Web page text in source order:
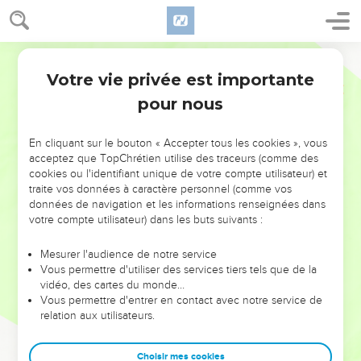
NE MANQUEZ PAS L’ÉVÉNEMENT
DE L’ANNÉE !
ET SI LEURS ERREURS POUVAIENT VOUS ÉVITER LES
VOTRES ?
leur foi ou leur vision. Mais on voit moins les doutes, les erreurs
et les saisons difficiles qu'ils ont traversés, alors même que ce
sont elles qui les ont façonnés.
Dans cette conférence, leaders, entrepreneurs, et responsables
clés pour avancer avec plus de sagesse afin que leurs erreurs
Votre vie privée est importante
pour nous
En cliquant sur le bouton « Accepter tous les cookies », vous
acceptez que TopChrétien utilise des traceurs (comme des
cookies ou l'identifiant unique de votre compte utilisateur) et
traite vos données à caractère personnel (comme vos
données de navigation et les informations renseignées dans
votre compte utilisateur) dans les buts suivants :
Mesurer l'audience de notre service
Vous permettre d'utiliser des services tiers tels que de la
vidéo, des cartes du monde…
Vous permettre d'entrer en contact avec notre service de
relation aux utilisateurs.
Choisir mes cookies